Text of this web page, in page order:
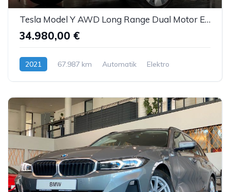
Tesla Model Y AWD Long Range Dual Motor Enh.Autopilot
34.980,00 €
2021 67.987 km Automatik Elektro